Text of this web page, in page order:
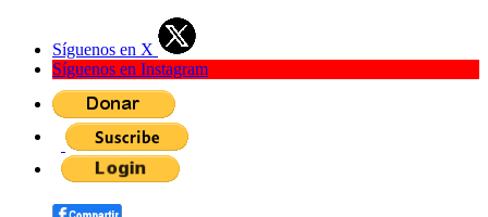
Síguenos en X
Síguenos en Instagram